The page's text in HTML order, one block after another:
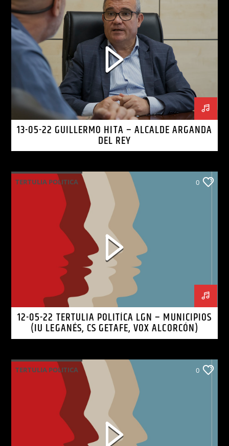
13-05-22 GUILLERMO HITA – ALCALDE ARGANDA
DEL REY
TERTULIA POLITICA 0
12-05-22 TERTULIA POLITÍCA LGN – MUNICIPIOS
(IU LEGANÉS, CS GETAFE, VOX ALCORCÓN)
TERTULIA POLITICA 0